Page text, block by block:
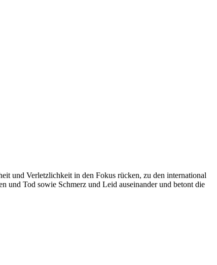
und Verletzlichkeit in den Fokus rücken, zu den international
und Tod sowie Schmerz und Leid auseinander und betont die